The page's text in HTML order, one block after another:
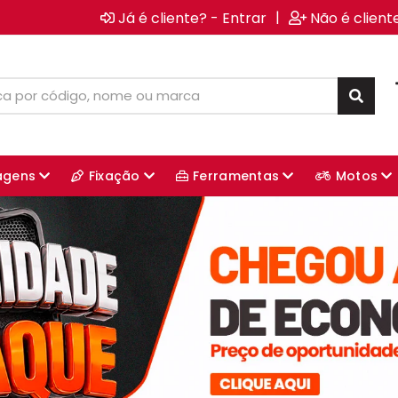
Já é cliente? - Entrar | Não é
Fixação Ferramentas Motos